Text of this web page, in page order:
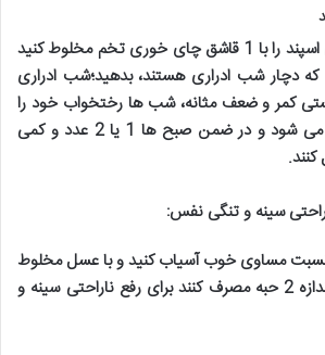
اگر 1 قاشق چای خوری اسپند را با 1 قاشق چای خوری تخم مخلوط کنید
دچار شب ادراری هستند، بدهید؛شب ادراری
کمر و ضعف مثانه، شب ها رختخواب خود را
خیس می کنند، درمان می شود و در ضمن صبح ها 1 یا 2 عدد و کمی
.
سینه و تنگی نفس:
نسبت مساوی خوب آسیاب کنید و با عسل مخلوط
2 حبه مصرف کنند برای رفع ناراحتی سینه و